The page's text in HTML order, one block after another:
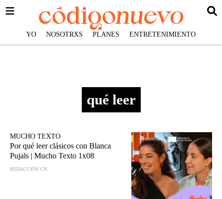
YO NOSOTRXS PLANES ENTRETENIMIENTO
qué leer
MUCHO TEXTO
Por qué leer clásicos con Blanca
Pujals | Mucho Texto 1x08
REDACCIÓN CN